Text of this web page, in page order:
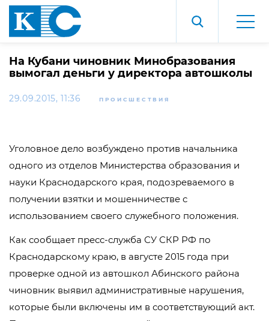
На Кубани чиновник Минобразования
вымогал деньги у директора автошколы
29.09.2015, 11:36 ПРОИСШЕСТВИЯ
Уголовное дело возбуждено против начальника
одного из отделов Министерства образования и
науки Краснодарского края, подозреваемого в
получении взятки и мошенничестве с
использованием своего служебного положения.
Как сообщает пресс-служба СУ СКР РФ по
Краснодарскому краю, в августе 2015 года при
проверке одной из автошкол Абинского района
чиновник выявил административные нарушения,
которые были включены им в соответствующий акт.